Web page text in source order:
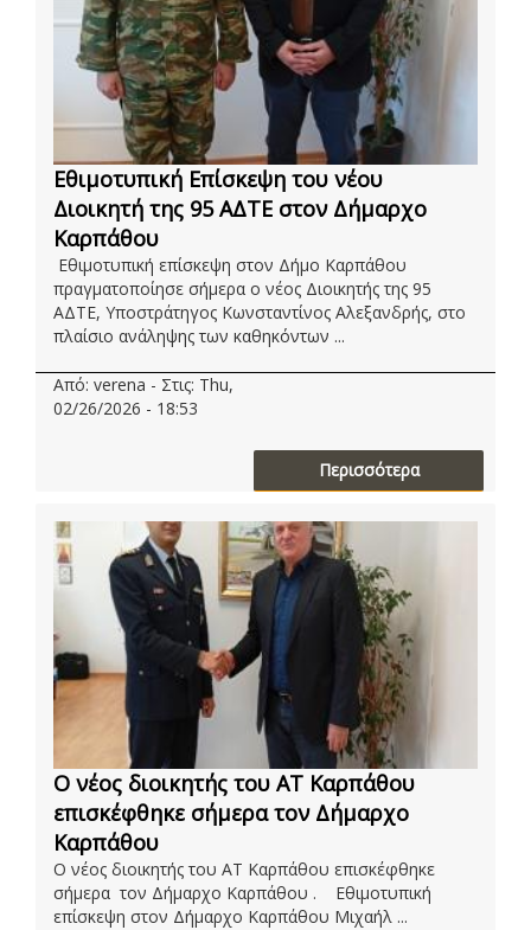
Εθιμοτυπική Επίσκεψη του νέου
Διοικητή της 95 ΑΔΤΕ στον Δήμαρχο
Καρπάθου
Εθιμοτυπική επίσκεψη στον Δήμο Καρπάθου
πραγματοποίησε σήμερα ο νέος Διοικητής της 95
ΑΔΤΕ, Υποστράτηγος Κωνσταντίνος Αλεξανδρής, στο
πλαίσιο ανάληψης των καθηκόντων ...
Από: verena - Στις: Thu,
02/26/2026 - 18:53
Περισσότερα
Ο νέος διοικητής του ΑΤ Καρπάθου
επισκέφθηκε σήμερα τον Δήμαρχο
Καρπάθου
Ο νέος διοικητής του ΑΤ Καρπάθου επισκέφθηκε
σήμερα τον Δήμαρχο Καρπάθου . Εθιμοτυπική
επίσκεψη στον Δήμαρχο Καρπάθου Μιχαήλ ...